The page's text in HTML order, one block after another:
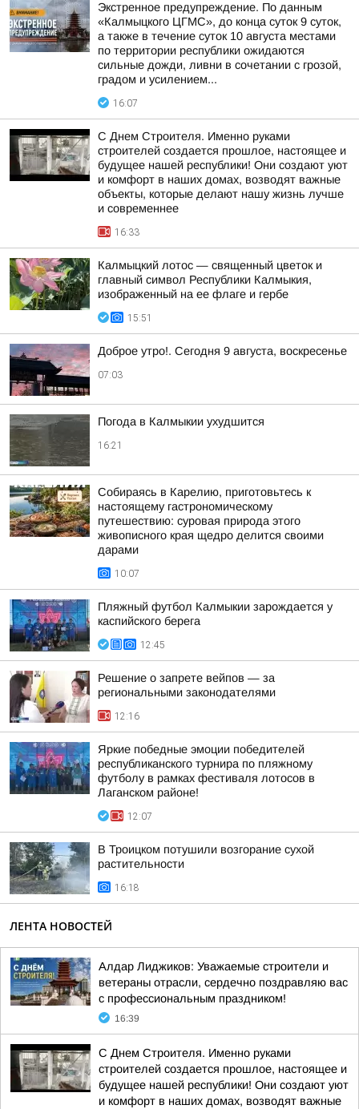
Экстренное предупреждение. По данным
«Калмыцкого ЦГМС», до конца суток 9 суток,
а также в течение суток 10 августа местами
по территории республики ожидаются
сильные дожди, ливни в сочетании с грозой,
градом и усилением...
16:07
С Днем Строителя. Именно руками
строителей создается прошлое, настоящее и
будущее нашей республики! Они создают уют
и комфорт в наших домах, возводят важные
объекты, которые делают нашу жизнь лучше
и современнее
16:33
Калмыцкий лотос — священный цветок и
главный символ Республики Калмыкия,
изображенный на ее флаге и гербе
15:51
Доброе утро!. Сегодня 9 августа, воскресенье
07:03
Погода в Калмыкии ухудшится
16:21
Собираясь в Карелию, приготовьтесь к
настоящему гастрономическому
путешествию: суровая природа этого
живописного края щедро делится своими
дарами
10:07
Пляжный футбол Калмыкии зарождается у
каспийского берега
12:45
Решение о запрете вейпов — за
региональными законодателями
12:16
Яркие победные эмоции победителей
республиканского турнира по пляжному
футболу в рамках фестиваля лотосов в
Лаганском районе!
12:07
В Троицком потушили возгорание сухой
растительности
16:18
ЛЕНТА НОВОСТЕЙ
Алдар Лиджиков: Уважаемые строители и
ветераны отрасли, сердечно поздравляю вас
с профессиональным праздником!
16:39
С Днем Строителя. Именно руками
строителей создается прошлое, настоящее и
будущее нашей республики! Они создают уют
и комфорт в наших домах, возводят важные